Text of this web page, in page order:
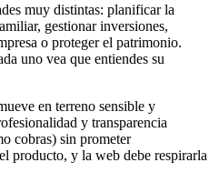
muy distintas: planificar la
gestionar inversiones,
o proteger el patrimonio.
uno vea que entiendes su
en terreno sensible y
y transparencia
cobras) sin prometer
producto, y la web debe respirarla